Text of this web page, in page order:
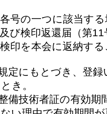
号の一つに該当する
び検印返還届（第
印を本会に返納す
規定にもとづき、登
き。
整備技術者証の有効